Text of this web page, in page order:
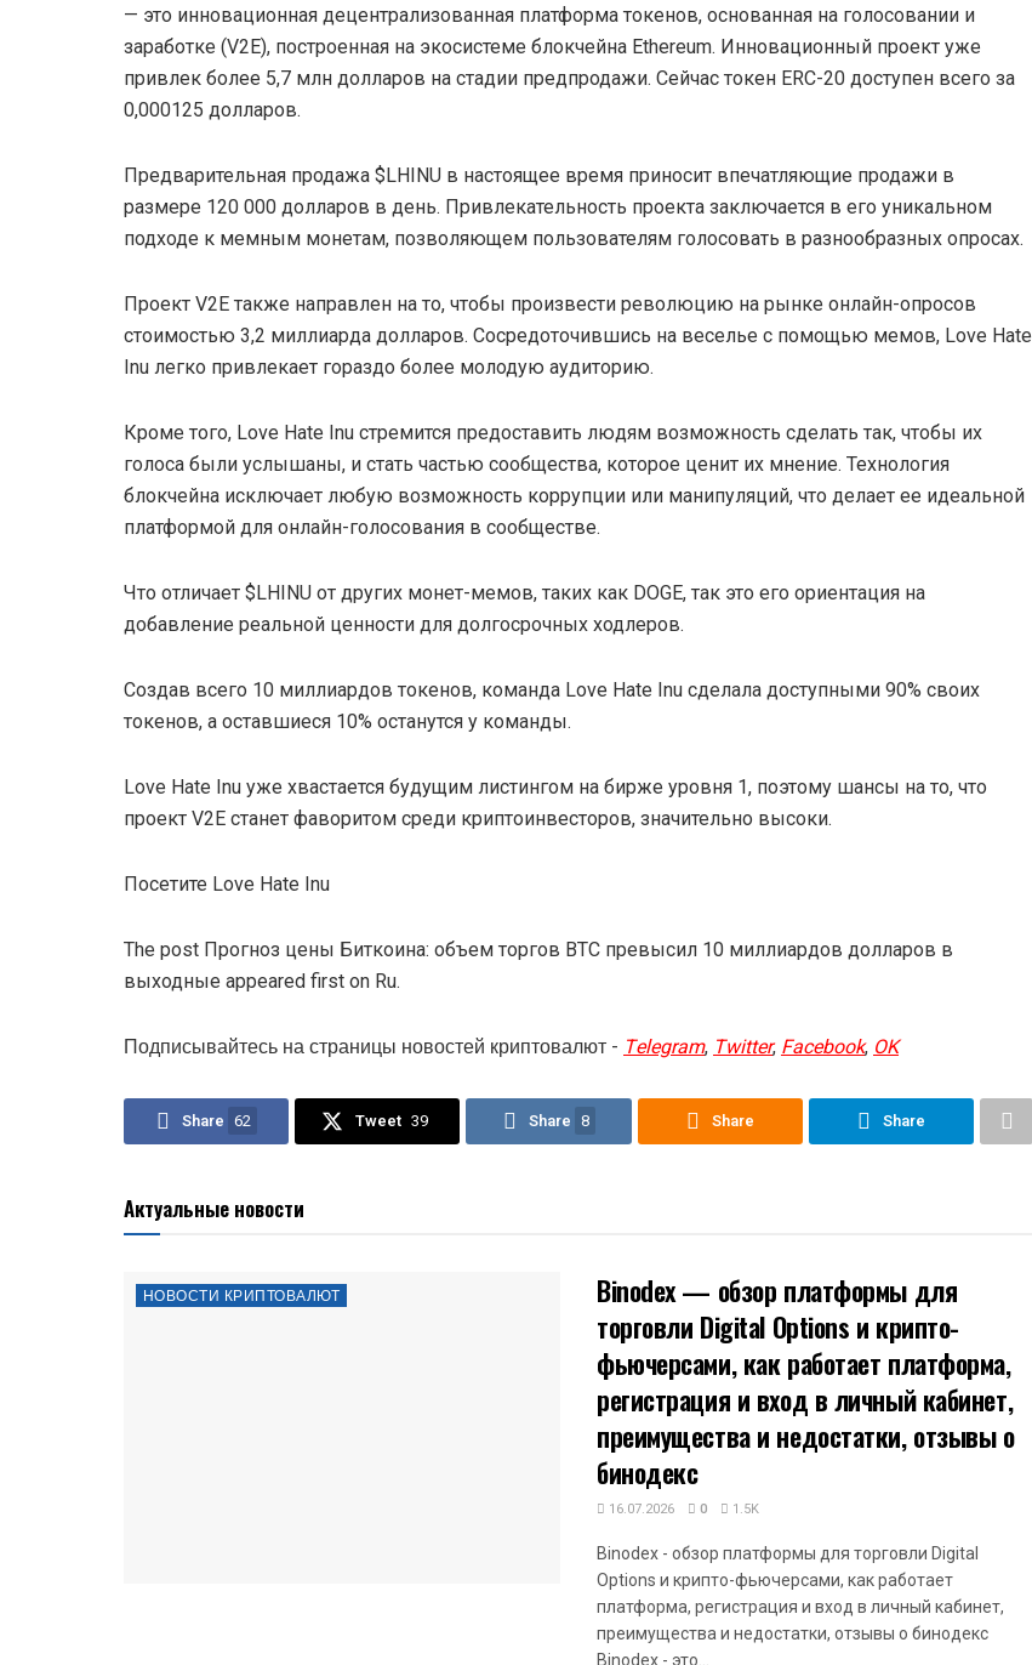
— это инновационная децентрализованная платформа токенов, основанная на голосовании и
заработке (V2E), построенная на экосистеме блокчейна Ethereum. Инновационный проект уже
привлек более 5,7 млн долларов на стадии предпродажи. Сейчас токен ERC-20 доступен всего за
0,000125 долларов.
Предварительная продажа $LHINU в настоящее время приносит впечатляющие продажи в
размере 120 000 долларов в день. Привлекательность проекта заключается в его уникальном
подходе к мемным монетам, позволяющем пользователям голосовать в разнообразных опросах.
Проект V2E также направлен на то, чтобы произвести революцию на рынке онлайн-опросов
стоимостью 3,2 миллиарда долларов. Сосредоточившись на веселье с помощью мемов, Love Hate
Inu легко привлекает гораздо более молодую аудиторию.
Кроме того, Love Hate Inu стремится предоставить людям возможность сделать так, чтобы их
голоса были услышаны, и стать частью сообщества, которое ценит их мнение. Технология
блокчейна исключает любую возможность коррупции или манипуляций, что делает ее идеальной
платформой для онлайн-голосования в сообществе.
Что отличает $LHINU от других монет-мемов, таких как DOGE, так это его ориентация на
добавление реальной ценности для долгосрочных ходлеров.
Создав всего 10 миллиардов токенов, команда Love Hate Inu сделала доступными 90% своих
токенов, а оставшиеся 10% останутся у команды.
Love Hate Inu уже хвастается будущим листингом на бирже уровня 1, поэтому шансы на то, что
проект V2E станет фаворитом среди криптоинвесторов, значительно высоки.
Посетите Love Hate Inu
The post Прогноз цены Биткоина: объем торгов BTC превысил 10 миллиардов долларов в
выходные appeared first on Ru.
Подписывайтесь на страницы новостей криптовалют - Telegram, Twitter, Facebook, OK
Share 62 Tweet 39 Share 8 Share Share
Актуальные новости
НОВОСТИ КРИПТОВАЛЮТ
Binodex — обзор платформы для
торговли Digital Options и крипто-
фьючерсами, как работает платформа,
регистрация и вход в личный кабинет,
преимущества и недостатки, отзывы о
бинодекс
16.07.2026 0 1.5K
Binodex - обзор платформы для торговли Digital
Options и крипто-фьючерсами, как работает
платформа, регистрация и вход в личный кабинет,
преимущества и недостатки, отзывы о бинодекс
Binodex - это...